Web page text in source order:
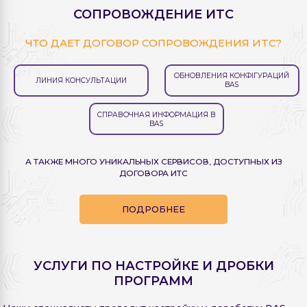
СОПРОВОЖДЕНИЕ ИTC
ЧТО ДАЕТ ДОГОВОР СОПРОВОЖДЕНИЯ ИTC?
ЛИНИЯ КОНСУЛЬТАЦИИ
ОБНОВЛЕНИЯ КОНФІГУРАЦИЙ
BAS
СПРАВОЧНАЯ ИНФОРМАЦИЯ В
BAS
А ТАКЖЕ МНОГО УНИКАЛЬНЫХ СЕРВИСОВ, ДОСТУПНЫХ ИЗ
ДОГОВОРА ИТС
ПОДРОБНЕЕ
УСЛУГИ ПО НАСТРОЙКЕ И ДРОБКИ
ПРОГРАММ